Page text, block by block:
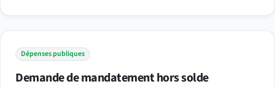
Dépenses publiques
Demande de mandatement hors solde